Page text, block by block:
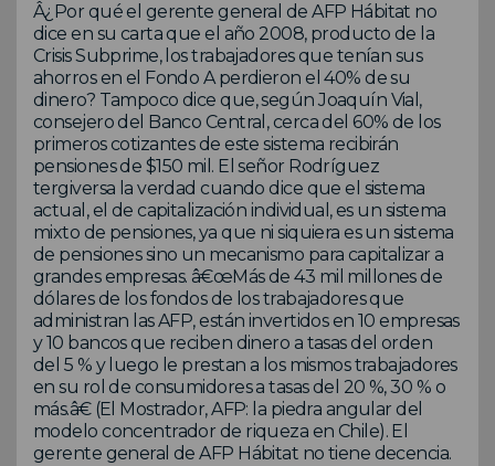
Â¿Por qué el gerente general de AFP Hábitat no
dice en su carta que el año 2008, producto de la
Crisis Subprime, los trabajadores que tenían sus
ahorros en el Fondo A perdieron el 40% de su
dinero? Tampoco dice que, según Joaquín Vial,
consejero del Banco Central, cerca del 60% de los
primeros cotizantes de este sistema recibirán
pensiones de $150 mil. El señor Rodríguez
tergiversa la verdad cuando dice que el sistema
actual, el de capitalización individual, es un sistema
mixto de pensiones, ya que ni siquiera es un sistema
de pensiones sino un mecanismo para capitalizar a
grandes empresas. â€œMás de 43 mil millones de
dólares de los fondos de los trabajadores que
administran las AFP, están invertidos en 10 empresas
y 10 bancos que reciben dinero a tasas del orden
del 5 % y luego le prestan a los mismos trabajadores
en su rol de consumidores a tasas del 20 %, 30 % o
más.â€ (El Mostrador, AFP: la piedra angular del
modelo concentrador de riqueza en Chile). El
gerente general de AFP Hábitat no tiene decencia.